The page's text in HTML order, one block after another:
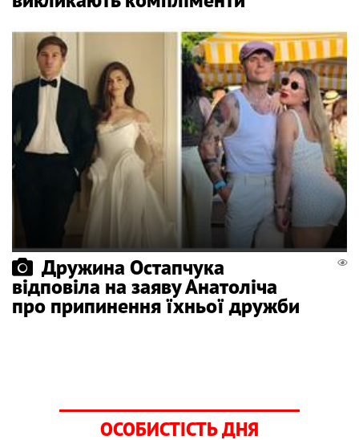
Дружина Остапчука
відповіла на заяву Анатоліча
про припинення їхньої дружби
ОСОБИСТІСТЬ ДНЯ